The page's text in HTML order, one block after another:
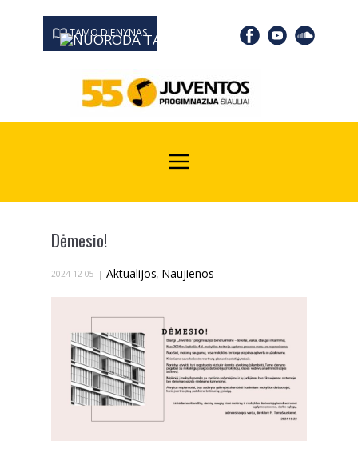
TAMO DIENYNAS
0667 19366
Dėmesio!
2024-12-05 Aktualijos, Naujienos